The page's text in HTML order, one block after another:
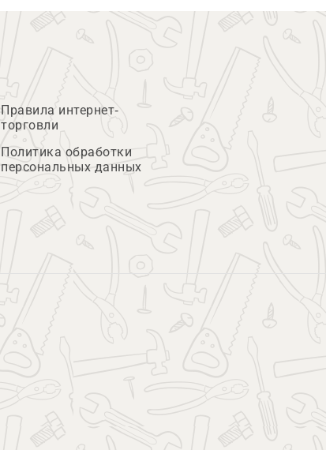
Правила интернет-
торговли
Политика обработки
персональных данных